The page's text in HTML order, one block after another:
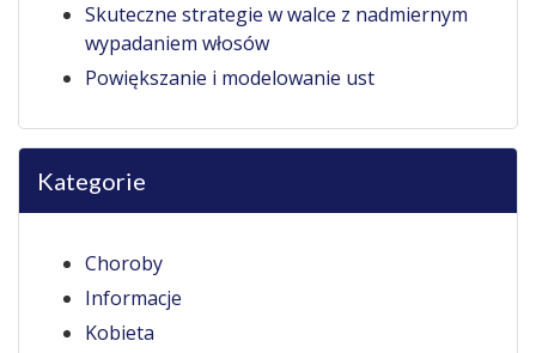
Skuteczne strategie w walce z nadmiernym
wypadaniem włosów
Powiększanie i modelowanie ust
Kategorie
Choroby
Informacje
Kobieta